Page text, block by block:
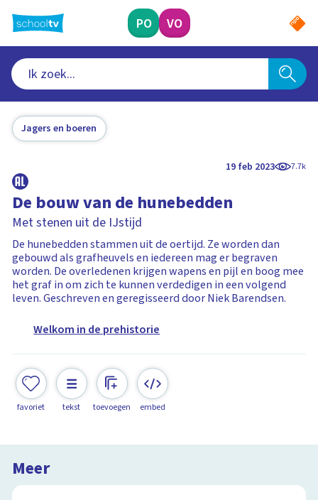
naar
hoofdinhoud
PO VO
Jagers en boeren
19 feb 2023 7.7k
De bouw van de hunebedden
Met stenen uit de IJstijd
De hunebedden stammen uit de oertijd. Ze worden dan
gebouwd als grafheuvels en iedereen mag er begraven
worden. De overledenen krijgen wapens en pijl en boog mee
het graf in om zich te kunnen verdedigen in een volgend
leven. Geschreven en geregisseerd door Niek Barendsen.
Welkom in de prehistorie
favoriet tekst toevoegen embed
Meer